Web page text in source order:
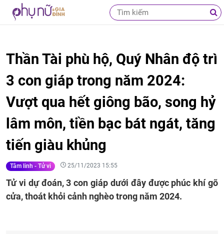
Thần Tài phù hộ, Quý Nhân độ trì
3 con giáp trong năm 2024:
Vượt qua hết giông bão, song hỷ
lâm môn, tiền bạc bát ngát, tăng
tiến giàu khủng
Tâm linh - Tử vi 25/11/2023 15:55
Tử vi dự đoán, 3 con giáp dưới đây được phúc khí gõ
cửa, thoát khỏi cảnh nghèo trong năm 2024.